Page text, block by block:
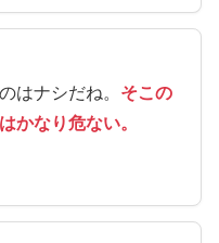
はナシだね。 そこの
かなり危ない。